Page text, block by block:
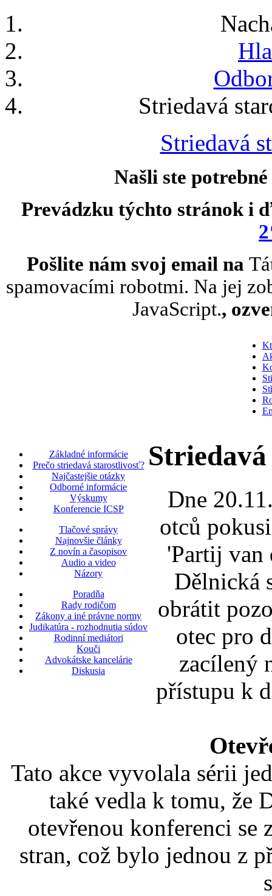
Striedavá
Striedavá
Našli ste
Prevádzku týchto stránok i
Pošlite nám svoj email na
spamovacími robotmi. Na jej
JavaScript.,
Základné informácie
Prečo striedavá starostlivosť?
Najčastejšie otázky
Odborné informácie
Výskumy
Konferencie ICSP
Tlačové správy
Najnovšie články
Z novín a časopisov
Audio a video
Názory
Poradňa
Rady rodičom
Zákony a iné právne normy
Judikatúra - rozhodnutia súdov
Rodinní mediátori
Kouči
Advokátske kancelárie
Diskusia
Dne
otců
'Partij van
Dělnická
obrátit
otec pro
zacílený
přístupu k
Tato akce vyvolala sérii
také vedla k tomu, že
otevřenou konferenci se
stran, což bylo jednou z